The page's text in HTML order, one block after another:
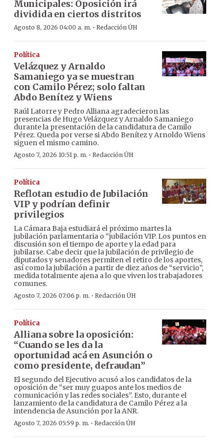
Municipales: Oposición irá
dividida en ciertos distritos
Agosto 8, 2026 04:00 a. m. · Redacción ÚH
Política
Velázquez y Arnaldo
Samaniego ya se muestran
con Camilo Pérez; solo faltan
Abdo Benítez y Wiens
Raúl Latorre y Pedro Alliana agradecieron las
presencias de Hugo Velázquez y Arnaldo Samaniego
durante la presentación de la candidatura de Camilo
Pérez. Queda por verse si Abdo Benítez y Arnoldo Wiens
siguen el mismo camino.
Agosto 7, 2026 10:51 p. m. · Redacción ÚH
Política
Reflotan estudio de Jubilación
VIP y podrían definir
privilegios
La Cámara Baja estudiará el próximo martes la
jubilación parlamentaria o “jubilación VIP. Los puntos en
discusión son el tiempo de aporte y la edad para
jubilarse. Cabe decir que la jubilación de privilegio de
diputados y senadores permiten el retiro de los aportes,
así como la jubilación a partir de diez años de “servicio”,
medida totalmente ajena a lo que viven los trabajadores
comunes.
Agosto 7, 2026 07:06 p. m. · Redacción ÚH
Política
Alliana sobre la oposición:
“Cuando se les da la
oportunidad acá en Asunción o
como presidente, defraudan”
El segundo del Ejecutivo acusó a los candidatos de la
oposición de “ser muy guapos ante los medios de
comunicación y las redes sociales”. Esto, durante el
lanzamiento de la candidatura de Camilo Pérez a la
intendencia de Asunción por la ANR.
Agosto 7, 2026 05:59 p. m. · Redacción ÚH